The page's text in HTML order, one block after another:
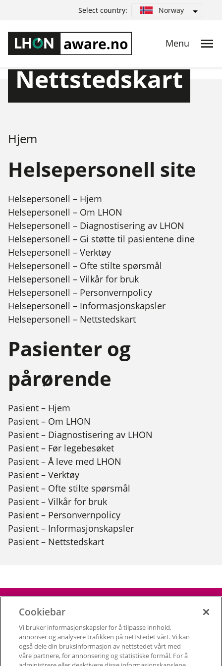
Select country: Norway
Nettstedskart
Hjem
Helsepersonell site
Helsepersonell – Hjem
Helsepersonell – Om LHON
Helsepersonell – Diagnostisering av LHON
Helsepersonell – Gi støtte til pasientene dine
Helsepersonell – Verktøy
Helsepersonell – Ofte stilte spørsmål
Helsepersonell – Vilkår for bruk
Helsepersonell – Personvernpolicy
Helsepersonell – Informasjonskapsler
Helsepersonell – Nettstedskart
Pasienter og
pårørende
Pasient – Hjem
Pasient – Om LHON
Pasient – Diagnostisering av LHON
Pasient – Før legebesøket
Pasient – Å leve med LHON
Pasient – Verktøy
Pasient – Ofte stilte spørsmål
Pasient – Vilkår for bruk
Pasient – Personvernpolicy
Pasient – Informasjonskapsler
Pasient – Nettstedskart
Vilkår for bruk
Informasjonskapsler
Personvernpolicy
Nettstedskart
Cookiebar
Vi bruker informasjonskapsler for å tilpasse innhold,
annonser og analysere trafikken på nettstedet vårt. Vi kan
også dele din bruksinformasjon av nettstedet vårt med
våre partnere, for annonsering og statistiske formål. For å